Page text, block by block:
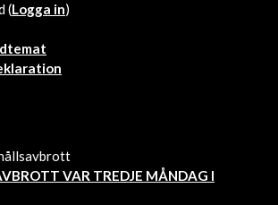
(Logga in)
VAR TREDJE MÅNDAG I